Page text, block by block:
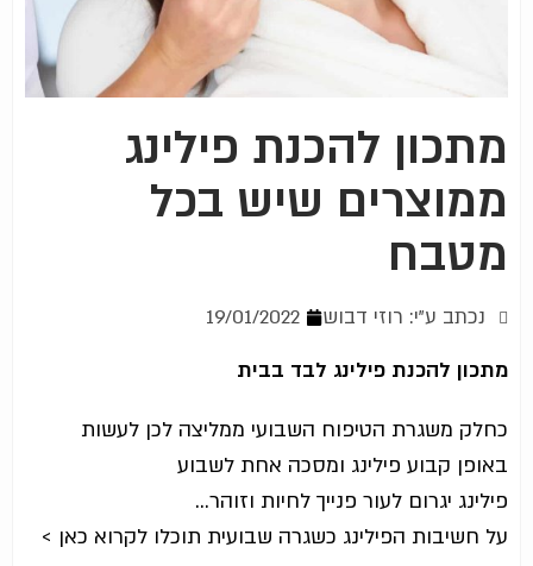
מתכון להכנת פילינג
ממוצרים שיש בכל
מטבח
נכתב ע"י: רוזי דבוש
19/01/2022
מתכון להכנת פילינג לבד בבית
כחלק משגרת הטיפוח השבועי ממליצה לכן לעשות
באופן קבוע פילינג ומסכה אחת לשבוע
פילינג יגרום לעור פנייך לחיות וזוהר…
על חשיבות הפילינג כשגרה שבועית תוכלו לקרוא כאן >